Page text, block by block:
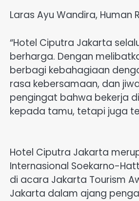
Laras Ayu Wandira,
“Hotel Ciputra Jakarta
berharga. Dengan
berbagi kebahagiaan
rasa kebersamaan, dan
pengingat bahwa bekerja
kepada tamu, tetapi juga
Hotel Ciputra Jakarta
Internasional Soekarno-
di acara Jakarta Tourism
Jakarta dalam ajang